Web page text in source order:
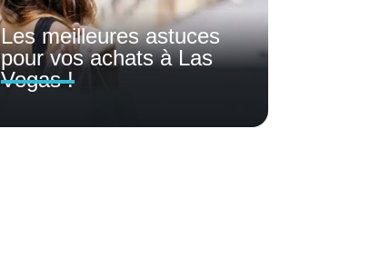
Les meilleures astuces
pour vos achats à Las
Vegas !